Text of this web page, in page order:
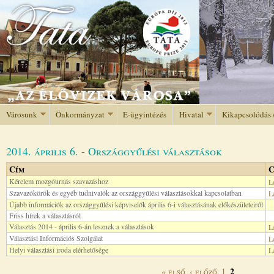
Jump to navigation
Városunk Önkormányzat E-ügyintézés Hivatal Kikapcsolódás
2014. április 6. - Országgyűlési választások
Cím
Kérelem mozgóurnás szavazáshoz
Szavazókörök és egyéb tudnivalók az országgyűlési választásokkal kapcsolatban
Újabb információk az országgyűlési képviselők április 6-i választásának előkészületeiről
Friss hírek a választásról
Választás 2014 - április 6-án lesznek a választások
Választási Információs Szolgálat
Helyi választási iroda elérhetősége
« első ‹ előző 1 2